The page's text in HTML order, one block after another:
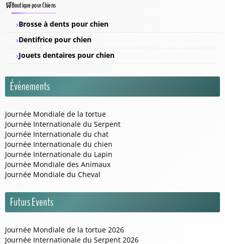
Boutique pour Chiens
Brosse à dents pour chien
Dentifrice pour chien
Jouets dentaires pour chien
Événements
Journée Mondiale de la tortue
Journée Internationale du Serpent
Journée Internationale du chat
Journée Internationale du chien
Journée Internationale du Lapin
Journée Mondiale des Animaux
Journée Mondiale du Cheval
Futurs Events
Journée Mondiale de la tortue 2026
Journée Internationale du Serpent 2026